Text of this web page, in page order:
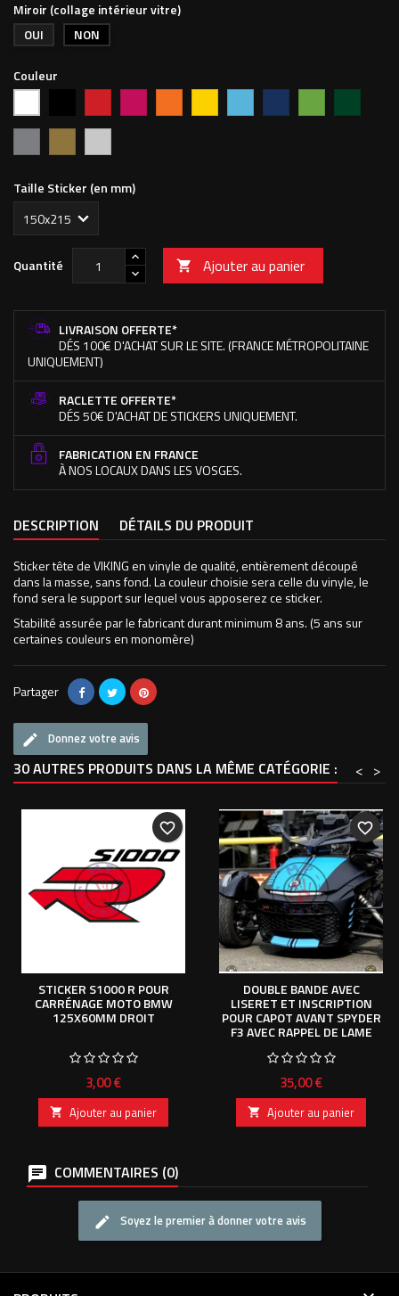
Miroir (collage intérieur vitre)
OUI
NON
Couleur
vif
clair
foncé pommeforêt
Taille Sticker (en mm)
Quantité  Ajouter au panier
LIVRAISON OFFERTE*
DÉS 100€ D'ACHAT SUR LE SITE. (FRANCE MÉTROPOLITAINE
UNIQUEMENT)
RACLETTE OFFERTE*
DÉS 50€ D'ACHAT DE STICKERS UNIQUEMENT.
FABRICATION EN FRANCE
À NOS LOCAUX DANS LES VOSGES.
DESCRIPTION DÉTAILS DU PRODUIT
Sticker tête de VIKING en vinyle de qualité, entièrement découpé
dans la masse, sans fond. La couleur choisie sera celle du vinyle, le
fond sera le support sur lequel vous apposerez ce sticker.
Stabilité assurée par le fabricant durant minimum 8 ans. (5 ans sur
certaines couleurs en monomère)
Partager
Donnez votre avis
30 AUTRES PRODUITS DANS LA MÊME CATÉGORIE : >
<
STICKER S1000 R POUR
CARRÉNAGE MOTO BMW
125X60MM DROIT
Prix
3,00 €
 Ajouter au panier
favorite_border
DOUBLE BANDE AVEC
LISERET ET INSCRIPTION
POUR CAPOT AVANT SPYDER
F3 AVEC RAPPEL DE LAME
Prix
35,00 €
 Ajouter au panier
favorite_border
COMMENTAIRES (0)
Soyez le premier à donner votre avis